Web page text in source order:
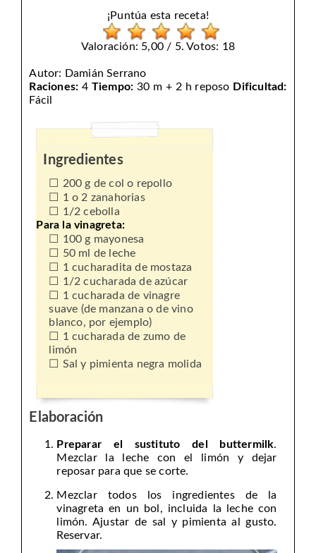
¡Puntúa esta receta!
Valoración: 5,00 / 5. Votos: 18
Autor: Damián Serrano
Raciones: 4 Tiempo: 30 m + 2 h reposo Dificultad:
Fácil
Ingredientes
200 g de col o repollo
1 o 2 zanahorias
1/2 cebolla
Para la vinagreta:
100 g mayonesa
50 ml de leche
1 cucharadita de mostaza
1/2 cucharada de azúcar
1 cucharada de vinagre
suave (de manzana o de vino
blanco, por ejemplo)
1 cucharada de zumo de
limón
Sal y pimienta negra molida
Elaboración
Preparar el sustituto del buttermilk.
Mezclar la leche con el limón y dejar
reposar para que se corte.
Mezclar todos los ingredientes de la
vinagreta en un bol, incluida la leche con
limón. Ajustar de sal y pimienta al gusto.
Reservar.